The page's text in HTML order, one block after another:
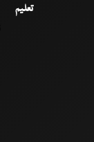
تعلیم